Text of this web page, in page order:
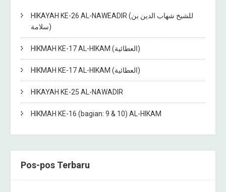
HIKAYAH KE-26 AL-NAWEADIR (للشيخ شهاب الدين بن
سلامة)
HIKMAH KE-17 AL-HIKAM (العطائية)
HIKMAH KE-17 AL-HIKAM (العطائية)
HIKAYAH KE-25 AL-NAWADIR
HIKMAH KE-16 (bagian: 9 & 10) AL-HIKAM
Pos-pos Terbaru